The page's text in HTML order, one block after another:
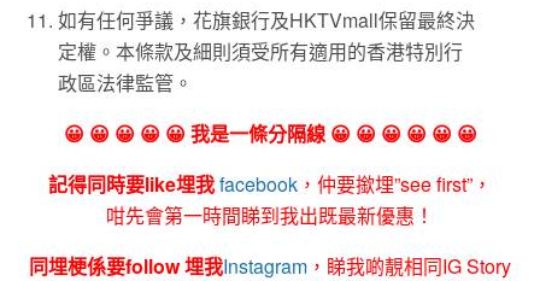
如有任何爭議，花旗銀行及HKTVmall保留最終決
定權。本條款及細則須受所有適用的香港特別行
政區法律監管。
😀 😀 😀 😀 😀 我是一條分隔線 😀 😀 😀 😀 😀 😀
記得同時要like埋我facebook ，仲要撳埋”see first”，
咁先會第一時間睇到我出既最新優惠！
同埋梗係要follow 埋我Instagram ，睇我啲靚相同IG Story